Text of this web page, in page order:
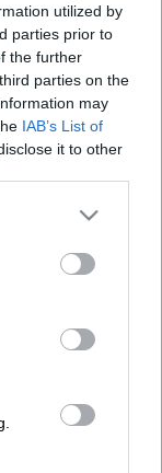
utilized by
parties prior to
the further
parties on the
may
IAB’s List of
it to other
more Google
may click to
party tags to
below Google
Google
8)